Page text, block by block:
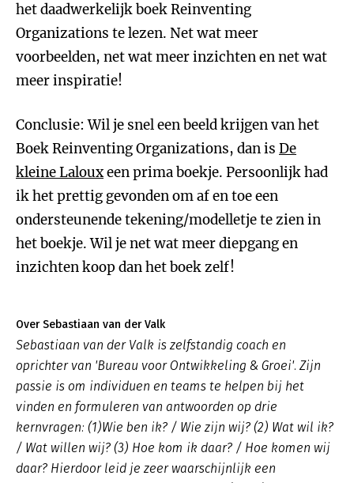
het daadwerkelijk boek Reinventing
Organizations te lezen. Net wat meer
voorbeelden, net wat meer inzichten en net wat
meer inspiratie!
Conclusie: Wil je snel een beeld krijgen van het
Boek Reinventing Organizations, dan is De
kleine Lalouxeen prima boekje. Persoonlijk had
ik het prettig gevonden om af en toe een
ondersteunende tekening/modelletje te zien in
het boekje. Wil je net wat meer diepgang en
inzichten koop dan het boek zelf!
Over Sebastiaan van der Valk
Sebastiaan van der Valk is zelfstandig coach en
oprichter van 'Bureau voor Ontwikkeling & Groei'. Zijn
passie is om individuen en teams te helpen bij het
vinden en formuleren van antwoorden op drie
kernvragen: (1)Wie ben ik? / Wie zijn wij? (2) Wat wil ik?
/ Wat willen wij? (3) Hoe kom ik daar? / Hoe komen wij
daar? Hierdoor leid je zeer waarschijnlijk een